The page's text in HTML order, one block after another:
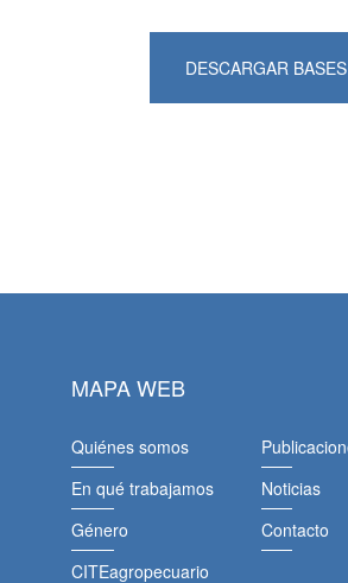
DESCARGAR BASES
MAPA WEB
Quiénes somos
En qué trabajamos
Género
CITEagropecuario
Noticias
Contacto